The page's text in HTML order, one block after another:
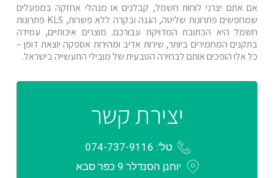
אם אתם יצרני לוחות חשמל, קבלנים או מנהלי אחזקה במפעלים
שמחפשים פתרונות שליטה, הגנה ובקרה ללא פשרות, KLS פתרונות
חשמל היא הכתובת המדויקת עבורכם. מוצרים איכותיים, עמידה
בתקנים המחמירים ביותר, שירות אדיב ומהירות אספקה יוצאת דופן –
כל אלו הופכים אותם לבחירה הטבעית של מובילי התעשייה בישראל.
יצירת קשר
טל': 074-737-9116
יוחנן הסנדלר 9 כפר סבא